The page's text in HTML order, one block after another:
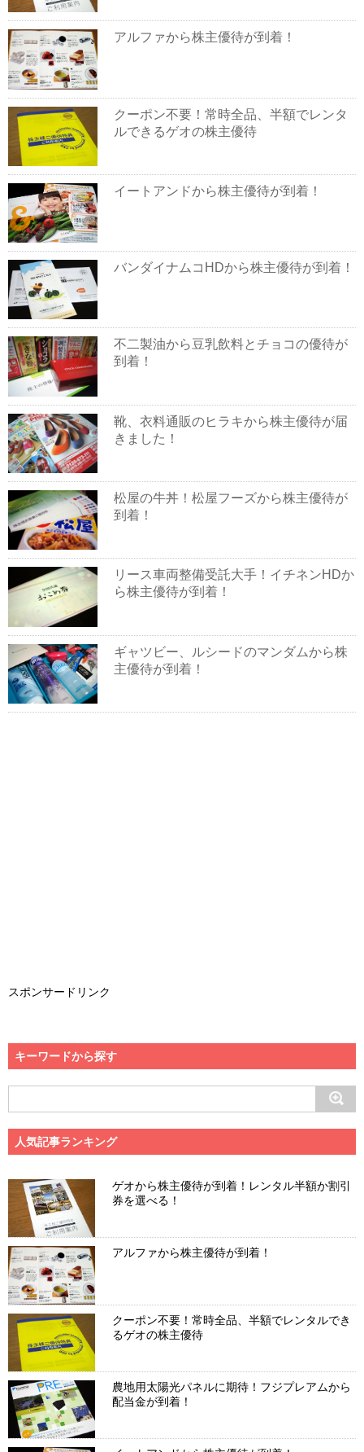
アルファから株主優待が到着！
クーポン不要！常時全品、半額でレンタ
ルできるゲオの株主優待
イートアンドから株主優待が到着！
バンダイナムコHDから株主優待が到着！
不二製油から豆乳飲料とチョコの優待が
到着！
靴、衣料通販のヒラキから株主優待が届
きました！
松屋の牛丼！松屋フーズから株主優待が
到着！
リース車両整備受託大手！イチネンHDか
ら株主優待が到着！
ギャツビー、ルシードのマンダムから株
主優待が到着！
スポンサードリンク
キーワードから探す
人気記事ランキング
ゲオから株主優待が到着！レンタル半額か割引
券を選べる！
アルファから株主優待が到着！
クーポン不要！常時全品、半額でレンタルでき
るゲオの株主優待
農地用太陽光パネルに期待！フジプレアムから
配当金が到着！